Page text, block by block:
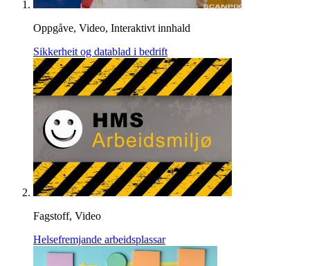
Oppgåve, Video, Interaktivt innhald
Sikkerheit og datablad i bedrift
Fagstoff, Video
Helsefremjande arbeidsplassar